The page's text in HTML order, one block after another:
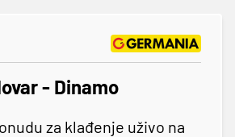
- Dinamo
za klađenje uživo na